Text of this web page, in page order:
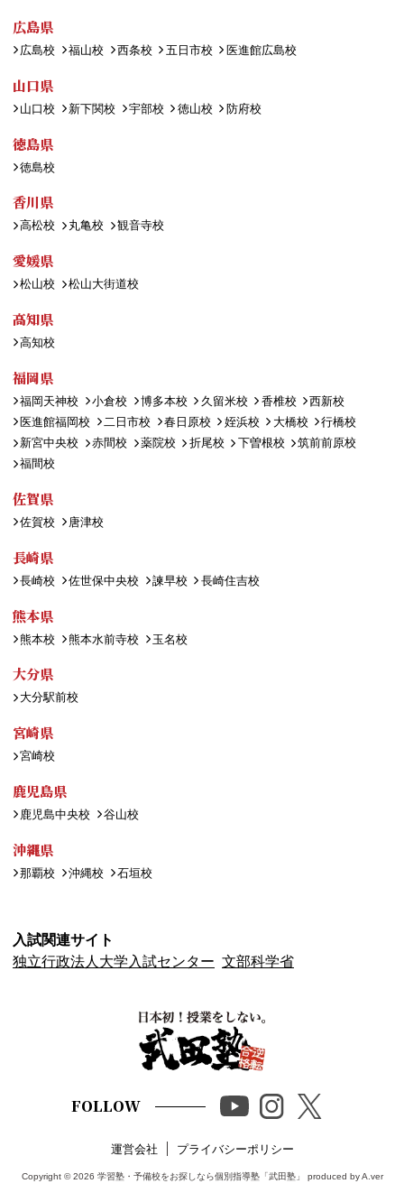
広島県
広島校 福山校 西条校 五日市校 医進館広島校
山口県
山口校 新下関校 宇部校 徳山校 防府校
徳島県
徳島校
香川県
高松校 丸亀校 観音寺校
愛媛県
松山校 松山大街道校
高知県
高知校
福岡県
福岡天神校 小倉校 博多本校 久留米校 香椎校
西新校
医進館福岡校
二日市校 春日原校 姪浜校 大橋校
行橋校
新宮中央校
赤間校 薬院校 折尾校 下曽根校
筑前前原校
福間校
佐賀県
佐賀校 唐津校
長崎県
長崎校 佐世保中央校 諫早校 長崎住吉校
熊本県
熊本校 熊本水前寺校 玉名校
大分県
大分駅前校
宮崎県
宮崎校
鹿児島県
鹿児島中央校 谷山校
沖縄県
那覇校 沖縄校 石垣校
入試関連サイト
独立行政法人大学入試センター 文部科学省
FOLLOW
運営会社 プライバシーポリシー
Copyright © 2026 学習塾・予備校をお探しなら個別指導塾「武田塾」 produced by A.ver